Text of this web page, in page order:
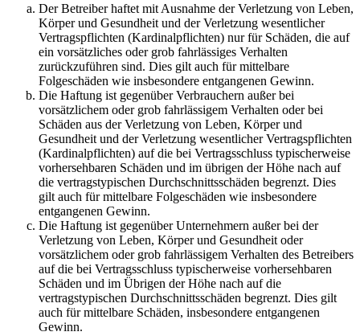
Der Betreiber haftet mit Ausnahme der Verletzung von Leben,
Körper und Gesundheit und der Verletzung wesentlicher
Vertragspflichten (Kardinalpflichten) nur für Schäden, die auf
ein vorsätzliches oder grob fahrlässiges Verhalten
zurückzuführen sind. Dies gilt auch für mittelbare
Folgeschäden wie insbesondere entgangenen Gewinn.
Die Haftung ist gegenüber Verbrauchern außer bei
vorsätzlichem oder grob fahrlässigem Verhalten oder bei
Schäden aus der Verletzung von Leben, Körper und
Gesundheit und der Verletzung wesentlicher Vertragspflichten
(Kardinalpflichten) auf die bei Vertragsschluss typischerweise
vorhersehbaren Schäden und im übrigen der Höhe nach auf
die vertragstypischen Durchschnittsschäden begrenzt. Dies
gilt auch für mittelbare Folgeschäden wie insbesondere
entgangenen Gewinn.
Die Haftung ist gegenüber Unternehmern außer bei der
Verletzung von Leben, Körper und Gesundheit oder
vorsätzlichem oder grob fahrlässigem Verhalten des Betreibers
auf die bei Vertragsschluss typischerweise vorhersehbaren
Schäden und im Übrigen der Höhe nach auf die
vertragstypischen Durchschnittsschäden begrenzt. Dies gilt
auch für mittelbare Schäden, insbesondere entgangenen
Gewinn.